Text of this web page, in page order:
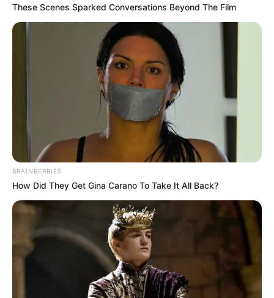
These Scenes Sparked Conversations Beyond The Film
BRAINBERRIES
How Did They Get Gina Carano To Take It All Back?